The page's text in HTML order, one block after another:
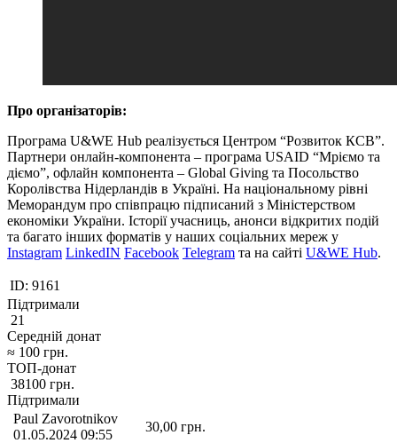
Про організаторів:
Програма U&WE Hub реалізується Центром “Розвиток КСВ”.
Партнери онлайн-компонента – програма USAID “Мріємо та
діємо”, офлайн компонента – Global Giving та Посольство
Королівства Нідерландів в Україні. На національному рівні
Меморандум про співпрацю підписаний з Міністерством
економіки України. Історії учасниць, анонси відкритих подій
та багато інших форматів у наших соціальних мереж у
Instagram LinkedIN Facebook Telegram та на сайті U&WE Hub.
ID: 9161
Підтримали
21
Середній донат
≈ 100 грн.
ТОП-донат
38100 грн.
Підтримали
Paul Zavorotnikov
01.05.2024 09:55
30,00 грн.